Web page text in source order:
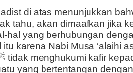
di atas menunjukkan
tahu, akan dimaafkan jika
hal yang berhubungan
itu karena Nabi Musa ‘alaihi
yang bertentangan